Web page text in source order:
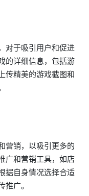
对于吸引用户和促进
的详细信息，包括游
传精美的游戏截图和
营销，以吸引更多的
广和营销工具，如店
据自身情况选择合适
广。